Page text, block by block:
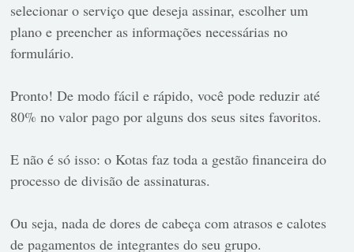
selecionar o serviço que deseja assinar, escolher um
plano e preencher as informações necessárias no
formulário.
Pronto! De modo fácil e rápido, você pode reduzir até
80% no valor pago por alguns dos seus sites favoritos.
E não é só isso: o Kotas faz toda a gestão financeira do
processo de divisão de assinaturas.
Ou seja, nada de dores de cabeça com atrasos e calotes
de pagamentos de integrantes do seu grupo.